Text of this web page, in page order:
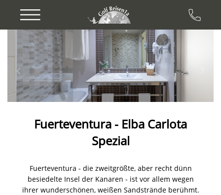
Previous
Fuerteventura - Elba Carlota
Spezial
Fuerteventura - die zweitgrößte, aber recht dünn
besiedelte Insel der Kanaren - ist vor allem wegen
ihrer wunderschönen, weißen Sandstrände berühmt.